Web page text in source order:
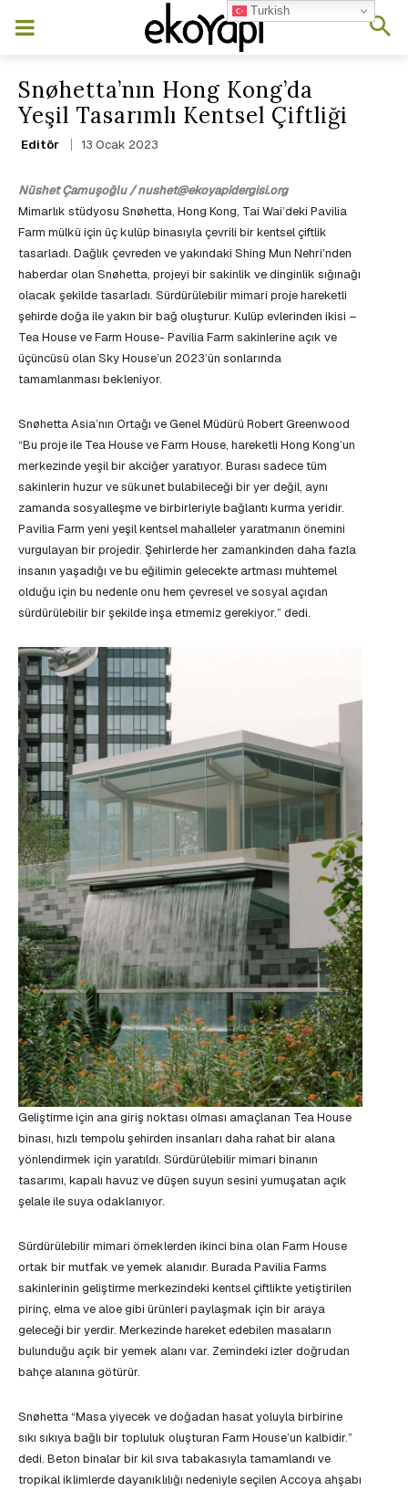
Snøhetta’nın Hong Kong’da
Yeşil Tasarımlı Kentsel Çiftliği
Editör 13 Ocak 2023
Nüshet Çamuşoğlu / nushet@ekoyapidergisi.org
Mimarlık stüdyosu Snøhetta, Hong Kong, Tai Wai’deki Pavilia
Farm mülkü için üç kulüp binasıyla çevrili bir kentsel çiftlik
tasarladı. Dağlık çevreden ve yakındaki Shing Mun Nehri’nden
haberdar olan Snøhetta, projeyi bir sakinlik ve dinginlik sığınağı
olacak şekilde tasarladı. Sürdürülebilir mimari proje hareketli
şehirde doğa ile yakın bir bağ oluşturur. Kulüp evlerinden ikisi –
Tea House ve Farm House- Pavilia Farm sakinlerine açık ve
üçüncüsü olan Sky House’un 2023’ün sonlarında
tamamlanması bekleniyor.
Snøhetta Asia’nın Ortağı ve Genel Müdürü Robert Greenwood
“Bu proje ile Tea House ve Farm House, hareketli Hong Kong’un
merkezinde yeşil bir akciğer yaratıyor. Burası sadece tüm
sakinlerin huzur ve sükunet bulabileceği bir yer değil, aynı
zamanda sosyalleşme ve birbirleriyle bağlantı kurma yeridir.
Pavilia Farm yeni yeşil kentsel mahalleler yaratmanın önemini
vurgulayan bir projedir. Şehirlerde her zamankinden daha fazla
insanın yaşadığı ve bu eğilimin gelecekte artması muhtemel
olduğu için bu nedenle onu hem çevresel ve sosyal açıdan
sürdürülebilir bir şekilde inşa etmemiz gerekiyor.” dedi.
Geliştirme için ana giriş noktası olması amaçlanan Tea House
binası, hızlı tempolu şehirden insanları daha rahat bir alana
yönlendirmek için yaratıldı. Sürdürülebilir mimari binanın
tasarımı, kapalı havuz ve düşen suyun sesini yumuşatan açık
şelale ile suya odaklanıyor.
Sürdürülebilir mimari örneklerden ikinci bina olan Farm House
ortak bir mutfak ve yemek alanıdır. Burada Pavilia Farms
sakinlerinin geliştirme merkezindeki kentsel çiftlikte yetiştirilen
pirinç, elma ve aloe gibi ürünleri paylaşmak için bir araya
geleceği bir yerdir. Merkezinde hareket edebilen masaların
bulunduğu açık bir yemek alanı var. Zemindeki izler doğrudan
bahçe alanına götürür.
Snøhetta “Masa yiyecek ve doğadan hasat yoluyla birbirine
sıkı sıkıya bağlı bir topluluk oluşturan Farm House’un kalbidir.”
dedi. Beton binalar bir kil sıva tabakasıyla tamamlandı ve
tropikal iklimlerde dayanıklılığı nedeniyle seçilen Accoya ahşabı
Turkish